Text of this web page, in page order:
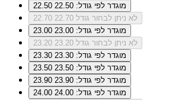
22.50
מוגדר לפי גודל: 22.50
22.70
לא ניתן לבחור גודל 22.70
23.00
מוגדר לפי גודל: 23.00
23.20
לא ניתן לבחור גודל 23.20
23.30
מוגדר לפי גודל: 23.30
23.50
מוגדר לפי גודל: 23.50
23.90
מוגדר לפי גודל: 23.90
24.00
מוגדר לפי גודל: 24.00